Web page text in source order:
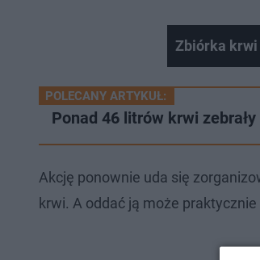
Zbiórka krwi
POLECANY ARTYKUŁ:
Ponad 46 litrów krwi zebrały
Akcję ponownie uda się
krwi. A oddać ją może